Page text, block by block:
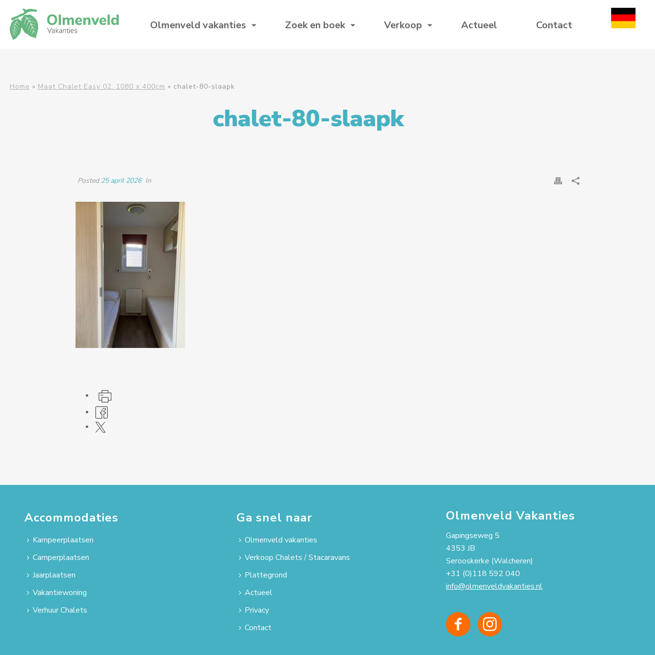
Olmenveld vakanties Zoek en boek Verkoop Actueel Contact
Home » Maat Chalet Easy 02. 1080 x 400cm » chalet-80-slaapk
chalet-80-slaapk
Posted25 april 2026 In
Accommodaties
Kampeerplaatsen
Camperplaatsen
Jaarplaatsen
Vakantiewoning
Verhuur Chalets
Ga snel naar
Olmenveld vakanties
Verkoop Chalets / Stacaravans
Plattegrond
Actueel
Privacy
Contact
Olmenveld Vakanties
Gapingseweg 5
4353 JB
Serooskerke (Walcheren)
+31 (0)118 592 040
info@olmenveldvakanties.nl